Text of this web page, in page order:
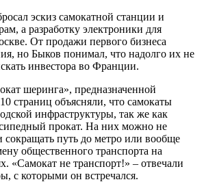
эскиз самокатной станции и
а разработку электроники для
От продажи первого бизнеса
но Быков понимал, что надолго их не
инвестора во Франции.
шеринга», предназначенной
страниц объясняли, что самокаты
инфраструктуры, так же как
прокат. На них можно не
сокращать путь до метро или вообще
общественного транспорта на
«Самокат не транспорт!» – отвечали
с которыми он встречался.